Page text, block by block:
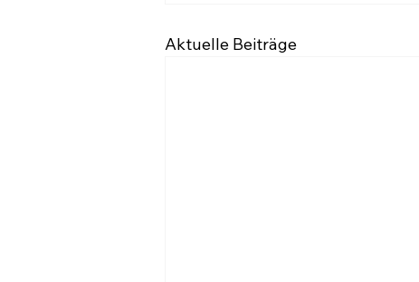
Aktuelle Beiträge